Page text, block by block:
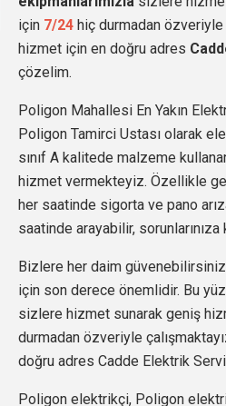
için 7/24 hiç durmadan
hizmet için en doğru adres
çözelim.
Poligon Mahallesi En Yakın
Poligon Tamirci Ustası olarak
sınıf A kalitede malzeme
hizmet vermekteyiz. Özellikle
her saatinde sigorta ve pano
saatinde arayabilir,
Bizlere her daim
için son derece önemlidir. Bu
sizlere hizmet sunarak geniş
durmadan özveriyle
doğru adres Cadde Elektrik
Poligon elektrikçi, Poligon